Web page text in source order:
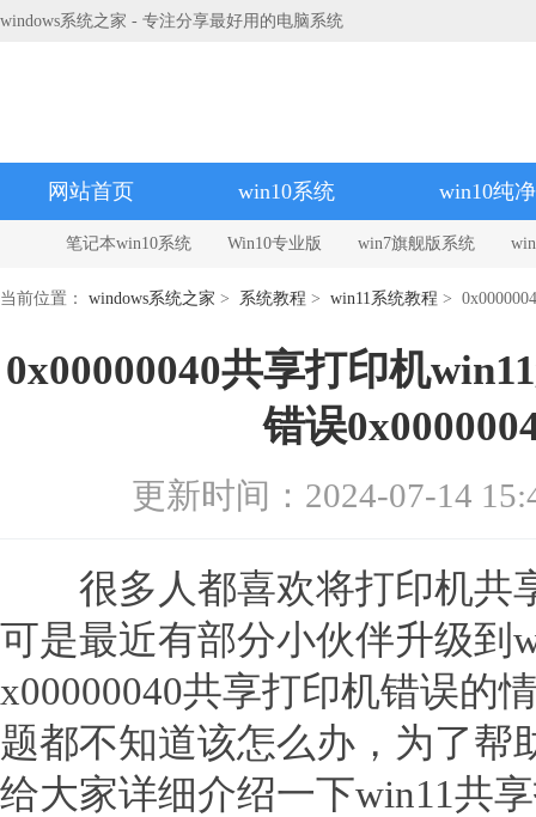
windows系统之家 - 专注分享最好用的电脑系统
网站首页 win10系统 win10纯
笔记本win10系统 Win10专业版 win7旗舰版系统
当前位置： windows系统之家 > 系统教程 > win11系统教程 >
0x00000040共享打印机
错误
更新时间：2024-07-14
很多人都喜欢将打印机共
可是最近有部分小伙伴升级到
x00000040共享打印机错误的
题都不知道该怎么办，为了帮
给大家详细介绍一下win11共